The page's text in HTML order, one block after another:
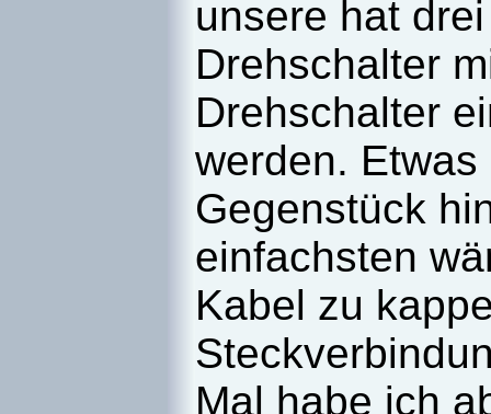
unsere hat
Drehschalter
Drehschalter
werden.
Gegenstück
einfachsten
Kabel zu
Mal habe ich